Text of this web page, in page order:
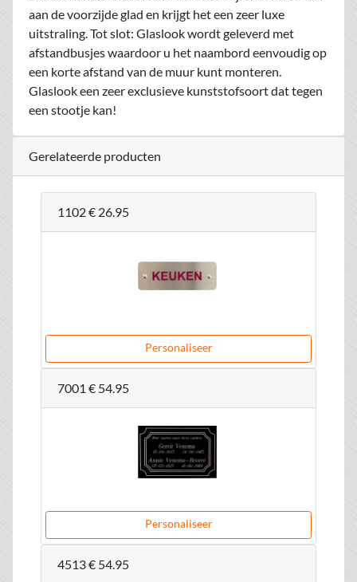
aan de voorzijde glad en krijgt het een zeer luxe
uitstraling. Tot slot: Glaslook wordt geleverd met
afstandbusjes waardoor u het naambord eenvoudig op
een korte afstand van de muur kunt monteren.
Glaslook een zeer exclusieve kunststofsoort dat tegen
een stootje kan!
Gerelateerde producten
1102€ 26.95
Personaliseer
7001 € 54.95
Personaliseer
4513€ 54.95